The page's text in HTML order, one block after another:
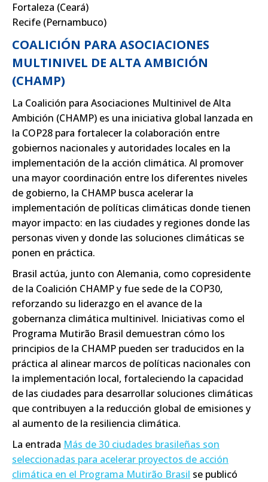
Fortaleza (Ceará)
Recife (Pernambuco)
COALICIÓN PARA ASOCIACIONES
MULTINIVEL DE ALTA AMBICIÓN
(CHAMP)
La Coalición para Asociaciones Multinivel de Alta
Ambición (CHAMP) es una iniciativa global lanzada en
la COP28 para fortalecer la colaboración entre
gobiernos nacionales y autoridades locales en la
implementación de la acción climática. Al promover
una mayor coordinación entre los diferentes niveles
de gobierno, la CHAMP busca acelerar la
implementación de políticas climáticas donde tienen
mayor impacto: en las ciudades y regiones donde las
personas viven y donde las soluciones climáticas se
ponen en práctica.
Brasil actúa, junto con Alemania, como copresidente
de la Coalición CHAMP y fue sede de la COP30,
reforzando su liderazgo en el avance de la
gobernanza climática multinivel. Iniciativas como el
Programa Mutirão Brasil demuestran cómo los
principios de la CHAMP pueden ser traducidos en la
práctica al alinear marcos de políticas nacionales con
la implementación local, fortaleciendo la capacidad
de las ciudades para desarrollar soluciones climáticas
que contribuyen a la reducción global de emisiones y
al aumento de la resiliencia climática.
La entrada Más de 30 ciudades brasileñas son
seleccionadas para acelerar proyectos de acción
climática en el Programa Mutirão Brasil se publicó